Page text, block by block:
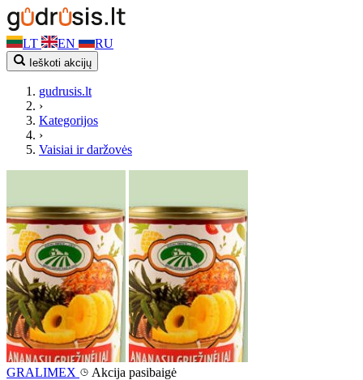
LT EN RU
Ieškoti akcijų
gudrusis.lt
›
Kategorijos
›
Vaisiai ir daržovės
GRALIMEX Akcija pasibaigė